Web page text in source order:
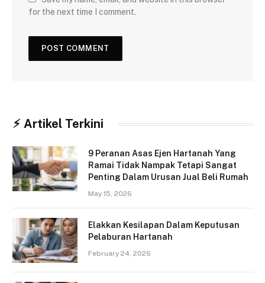
for the next time I comment.
⚡︎ Artikel Terkini
9 Peranan Asas Ejen Hartanah Yang
Ramai Tidak Nampak Tetapi Sangat
Penting Dalam Urusan Jual Beli Rumah
May 15, 2026
Elakkan Kesilapan Dalam Keputusan
Pelaburan Hartanah
February 24, 2026